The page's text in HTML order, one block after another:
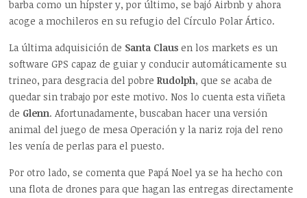
barba como un hípster y, por último, se bajó Airbnb y ahora
acoge a mochileros en su refugio del Círculo Polar Ártico.
La última adquisición de Santa Claus en los markets es un
software GPS capaz de guiar y conducir automáticamente su
trineo, para desgracia del pobreRudolph, que se acaba de
quedar sin trabajo por este motivo. Nos lo cuenta esta viñeta
de Glenn. Afortunadamente, buscaban hacer una versión
animal del juego de mesa Operación y la nariz roja del reno
les venía de perlas para el puesto.
Por otro lado, se comenta que Papá Noel ya se ha hecho con
una flota de drones para que hagan las entregas directamente